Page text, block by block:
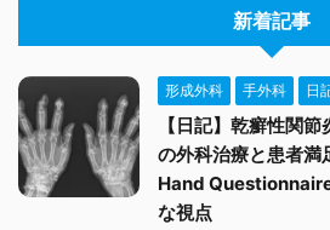
新着記事
形成外科 手外科 日
【日記】乾癬性関
の外科治療と患者
Hand
な視点